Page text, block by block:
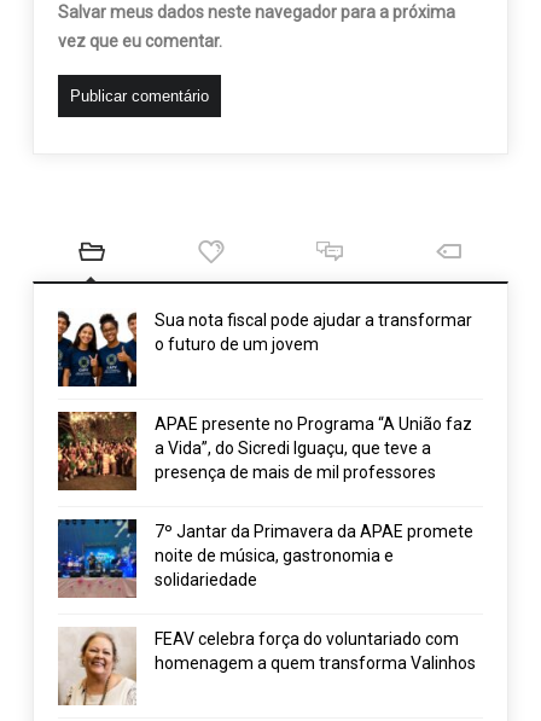
Salvar meus dados neste navegador para a próxima
vez que eu comentar.
Sua nota fiscal pode ajudar a transformar
o futuro de um jovem
APAE presente no Programa “A União faz
a Vida”, do Sicredi Iguaçu, que teve a
presença de mais de mil professores
7º Jantar da Primavera da APAE promete
noite de música, gastronomia e
solidariedade
FEAV celebra força do voluntariado com
homenagem a quem transforma Valinhos